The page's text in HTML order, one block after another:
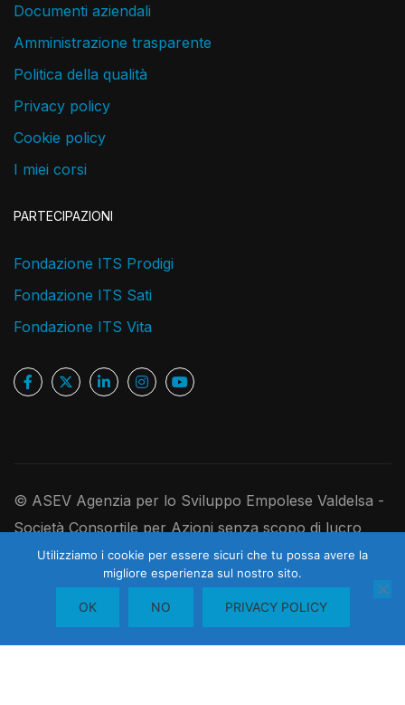
Documenti aziendali
Amministrazione trasparente
Politica della qualità
Privacy policy
Cookie policy
I miei corsi
PARTECIPAZIONI
Fondazione ITS Prodigi
Fondazione ITS Sati
Fondazione ITS Vita
© ASEV Agenzia per lo Sviluppo Empolese Valdelsa -
Società Consortile per Azioni senza scopo di lucro
Ufficio Registro Imprese di Firenze, P.IVA e C.F.
05181410480 - R.E.A. 526891 - Codice Univoco
USAL8PV - Cap. Soc. I. V. 250.000,00 euro
Utilizziamo i cookie per essere sicuri che tu possa avere la
migliore esperienza sul nostro sito.
OK NO PRIVACY POLICY
Contattaci